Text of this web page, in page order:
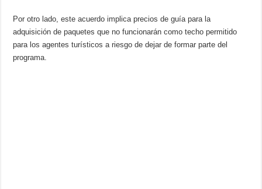
Por otro lado, este acuerdo implica precios de guía para la
adquisición de paquetes que no funcionarán como techo permitido
para los agentes turísticos a riesgo de dejar de formar parte del
programa.